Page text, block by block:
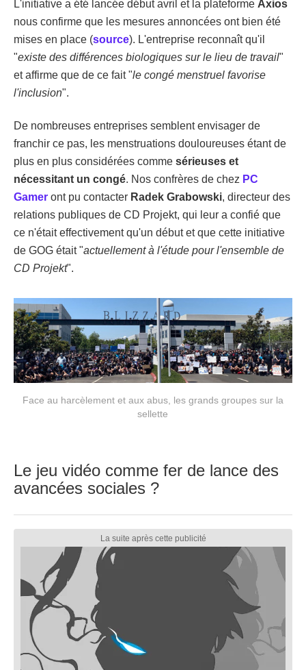
L'initiative a été lancée début avril et la plateforme Axios
nous confirme que les mesures annoncées ont bien été
mises en place (source). L'entreprise reconnaît qu'il
"existe des différences biologiques sur le lieu de travail"
et affirme que de ce fait "le congé menstruel favorise
l'inclusion".
De nombreuses entreprises semblent envisager de
franchir ce pas, les menstruations douloureuses étant de
plus en plus considérées comme sérieuses et
nécessitant un congé. Nos confrères de chez PC
Gamer ont pu contacter Radek Grabowski, directeur des
relations publiques de CD Projekt, qui leur a confié que
ce n'était effectivement qu'un début et que cette initiative
de GOG était "actuellement à l'étude pour l'ensemble de
CD Projekt".
Face au harcèlement et aux abus, les grands groupes sur la
sellette
Le jeu vidéo comme fer de lance des
avancées sociales ?